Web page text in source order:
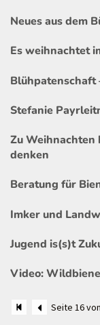
Neues aus dem
Es weihnachtet
Blühpatenschaft
Stefanie
Zu Weihnachten
denken
Beratung für
Imker und
Jugend is(s)t
Video:
Seite 16